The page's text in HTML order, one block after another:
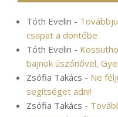
Tóth Evelin -
csapat a döntőbe
Tóth Evelin -
bajnok úszónővel,
Zsófia Takács - Ne
segítséget adni!
Zsófia Takács -